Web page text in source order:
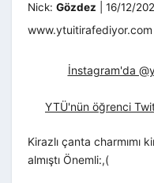
Nick: Gözdez 16/12/
www.ytuitirafediyor.com
İnstagram'da
YTÜ'nün öğrenci
Kirazlı çanta charmımı
almıştı Önemli:,(